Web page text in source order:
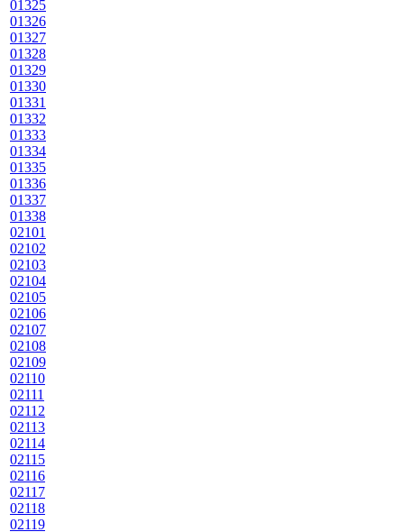
01325
01326
01327
01328
01329
01330
01331
01332
01333
01334
01335
01336
01337
01338
02101
02102
02103
02104
02105
02106
02107
02108
02109
02110
02111
02112
02113
02114
02115
02116
02117
02118
02119